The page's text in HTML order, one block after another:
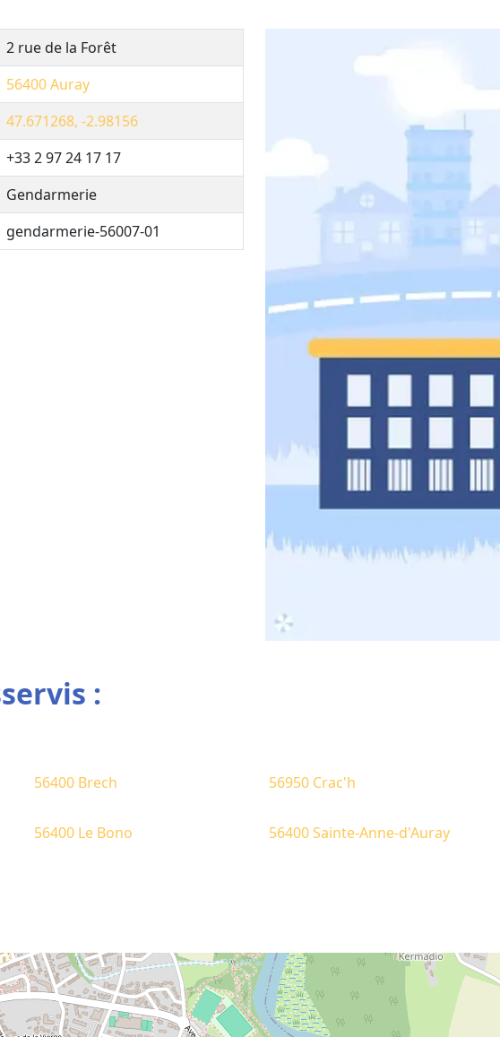
2 rue de la Forêt
56400Auray
47.671268, -2.98156
+33 2 97 24 17 17
Gendarmerie
gendarmerie-56007-01
:
56400 Brech 56950 Crac'h
56400 Le Bono 56400 Sainte-Anne-d'Auray